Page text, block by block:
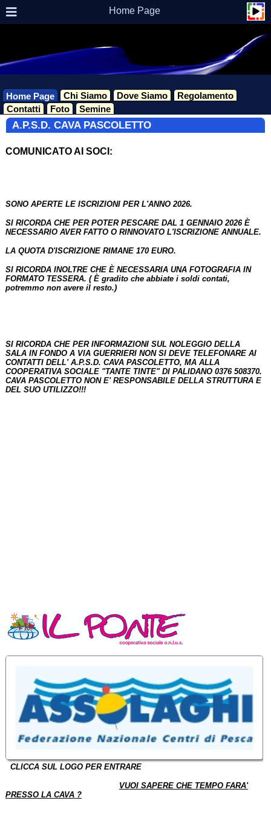
Home Page
Home Page Chi Siamo Dove Siamo
Regolamento
Contatti
Foto Semine
A.P.S.D. CAVA PASCOLETTO
COMUNICATO AI SOCI:
SONO APERTE LE ISCRIZIONI PER L'ANNO 2026.
SI RICORDA CHE PER POTER PESCARE DAL 1 GENNAIO 2026 È
NECESSARIO AVER FATTO O RINNOVATO L'ISCRIZIONE ANNUALE.
LA QUOTA D'ISCRIZIONE RIMANE 170 EURO.
SI RICORDA INOLTRE CHE È NECESSARIA UNA FOTOGRAFIA IN
FORMATO TESSERA. ( È gradito che abbiate i soldi contati,
potremmo non avere il resto.)
SI RICORDA CHE PER INFORMAZIONI SUL NOLEGGIO DELLA
SALA IN FONDO A VIA GUERRIERI NON SI DEVE TELEFONARE AI
CONTATTI DELL' A.P.S.D. CAVA PASCOLETTO, MA ALLA
COOPERATIVA SOCIALE "TANTE TINTE" DI PALIDANO 0376 508370.
CAVA PASCOLETTO NON E' RESPONSABILE DELLA STRUTTURA E
DEL SUO UTILIZZO!!!
CLICCA SUL LOGO PER ENTRARE
VUOI SAPERE CHE TEMPO FARA'
PRESSO LA CAVA ?